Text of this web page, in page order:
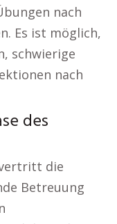
nach
Es ist möglich,
schwierige
nach
des
die
Betreuung